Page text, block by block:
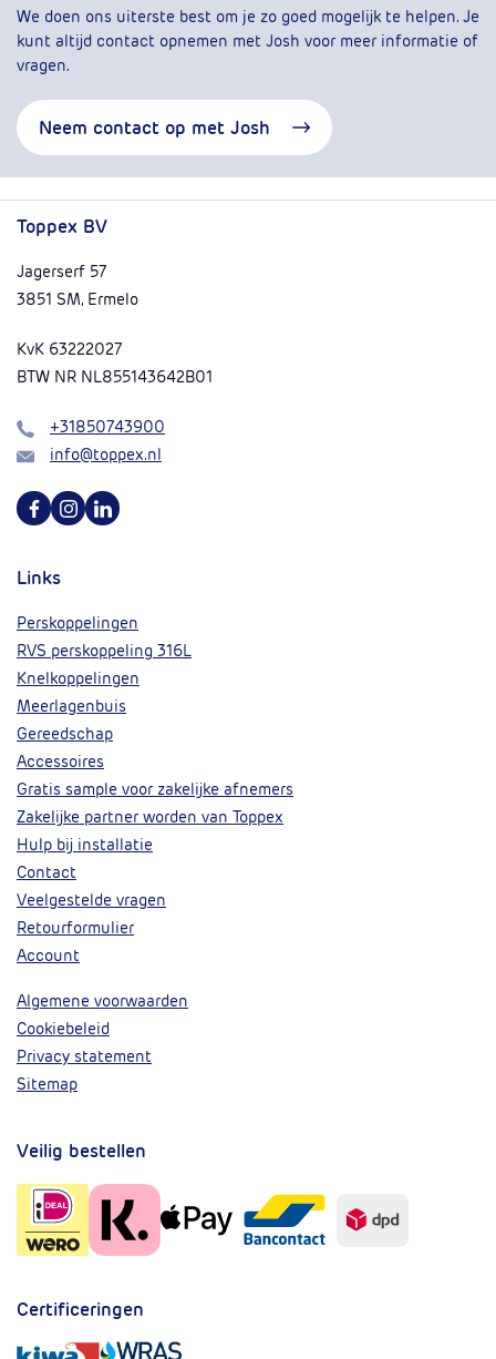
We doen ons uiterste best om je zo goed mogelijk te helpen. Je
kunt altijd contact opnemen met Josh voor meer informatie of
vragen.
Neem contact op met Josh
Toppex BV
Jagerserf 57
3851 SM, Ermelo
KvK 63222027
BTW NR NL855143642B01
Bel
+31850743900
Mail
info@toppex.nl
Volg ons op Facebook
Volg ons op Instagram
Volg ons op Linkedin
Links
Perskoppelingen
RVS perskoppeling 316L
Knelkoppelingen
Meerlagenbuis
Gereedschap
Accessoires
Gratis sample voor zakelijke afnemers
Zakelijke partner worden van Toppex
Hulp bij installatie
Contact
Veelgestelde vragen
Retourformulier
Account
Algemene voorwaarden
Cookiebeleid
Privacy statement
Sitemap
Veilig bestellen
Certificeringen